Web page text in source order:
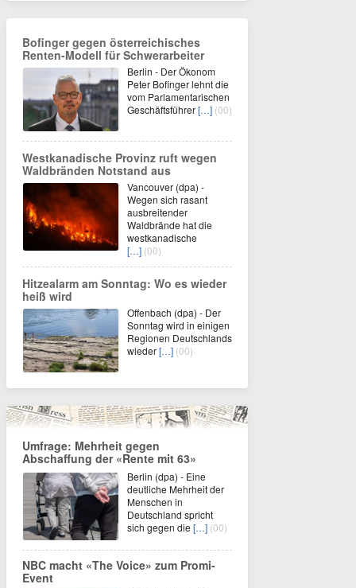
Bofinger gegen österreichisches
Renten-Modell für Schwerarbeiter
Berlin - Der Ökonom
Peter Bofinger lehnt die
vom Parlamentarischen
Geschäftsführer[…] (00)
Westkanadische Provinz ruft wegen
Waldbränden Notstand aus
Vancouver (dpa) -
Wegen sich rasant
ausbreitender
Waldbrände hat die
westkanadische
[…] (00)
Hitzealarm am Sonntag: Wo es wieder
heiß wird
Offenbach (dpa) - Der
Sonntag wird in einigen
Regionen Deutschlands
wieder[…] (00)
Umfrage: Mehrheit gegen
Abschaffung der «Rente mit 63»
Berlin (dpa) - Eine
deutliche Mehrheit der
Menschen in
Deutschland spricht
sich gegen die […] (00)
NBC macht «The Voice» zum Promi-
Event